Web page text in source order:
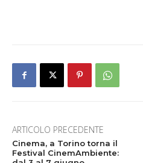
ARTICOLO PRECEDENTE
Cinema, a Torino torna il
Festival CinemAmbiente: